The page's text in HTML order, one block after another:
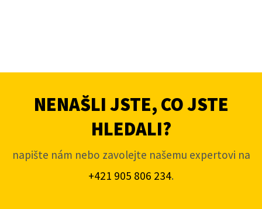
NENAŠLI JSTE, CO JSTE
HLEDALI?
napište nám nebo zavolejte našemu expertovi na
+421 905 806 234.